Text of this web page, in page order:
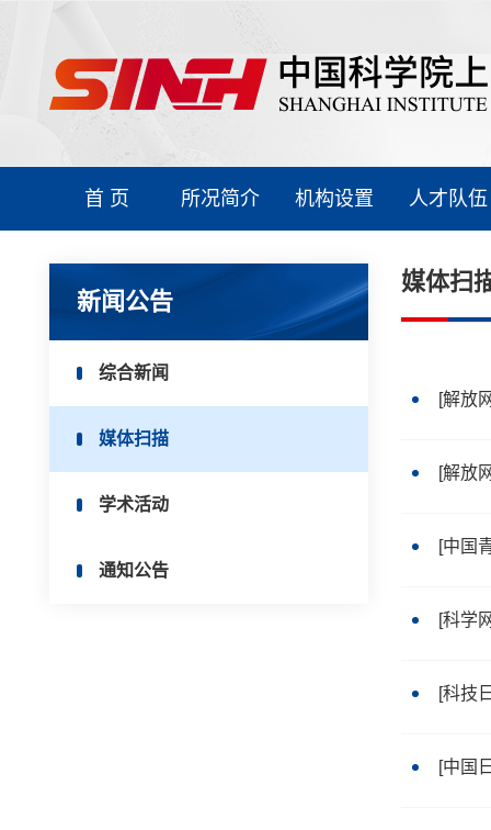
首 页 所况简介 机构设置 人才队伍
新闻公告
综合新闻
媒体扫描
学术活动
通知公告
媒体扫
[解放
[解放
[中国
[科学
[科技
[中国